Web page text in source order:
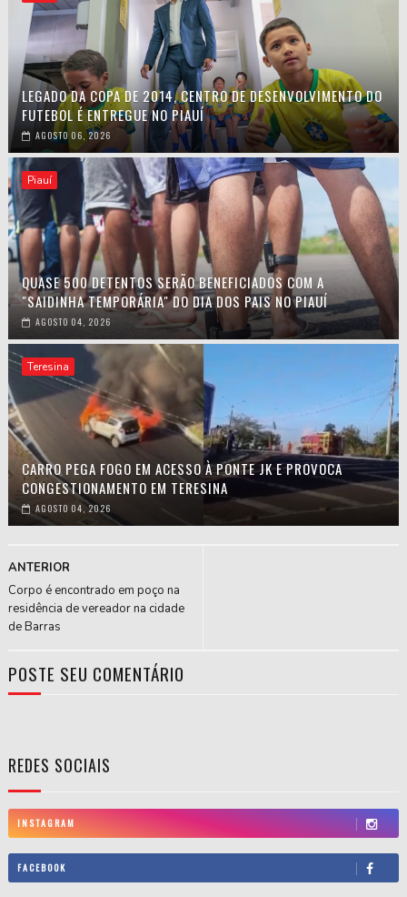
LEGADO DA COPA DE 2014, CENTRO DE DESENVOLVIMENTO DO
FUTEBOL É ENTREGUE NO PIAUÍ
AGOSTO 06, 2026
Piauí
QUASE 500 DETENTOS SERÃO BENEFICIADOS COM A
"SAIDINHA TEMPORÁRIA" DO DIA DOS PAIS NO PIAUÍ
AGOSTO 04, 2026
Teresina
CARRO PEGA FOGO EM ACESSO À PONTE JK E PROVOCA
CONGESTIONAMENTO EM TERESINA
AGOSTO 04, 2026
ANTERIOR
Corpo é encontrado em poço na
residência de vereador na cidade
de Barras
POSTE SEU COMENTÁRIO
REDES SOCIAIS
INSTAGRAM
FACEBOOK